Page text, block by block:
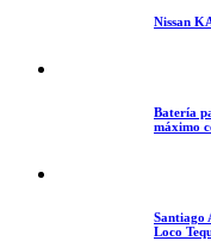
Nissan
Batería
máximo
Santiago
Loco